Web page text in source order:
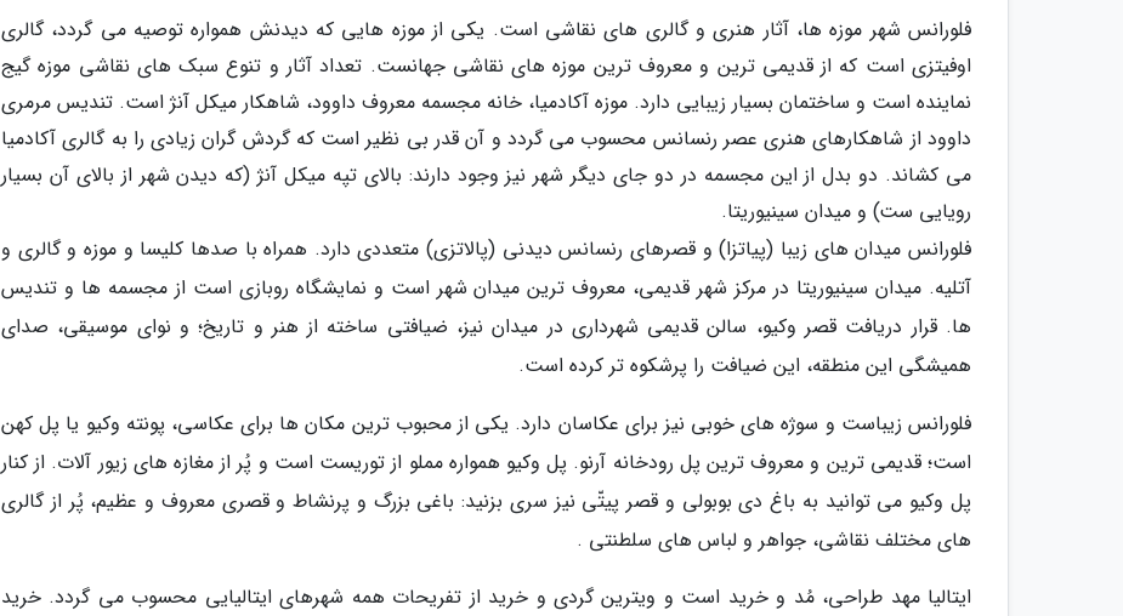
فلورانس شهر موزه ها، آثار هنری و گالری های نقاشی است. یکی از موزه هایی که دیدنش همواره توصیه می گردد، گالری
اوفیتزی است که از قدیمی ترین و معروف ترین موزه های نقاشی جهانست. تعداد آثار و تنوع سبک های نقاشی موزه گیج
نماینده است و ساختمان بسیار زیبایی دارد. موزه آکادمیا، خانه مجسمه معروف داوود، شاهکار میکل آنژ است. تندیس مرمری
داوود از شاهکارهای هنری عصر رنسانس محسوب می گردد و آن قدر بی نظیر است که گردش گران زیادی را به گالری آکادمیا
می کشاند. دو بدل از این مجسمه در دو جای دیگر شهر نیز وجود دارند: بالای تپه میکل آنژ (که دیدن شهر از بالای آن بسیار
رویایی ست) و میدان سینیوریتا.
فلورانس میدان های زیبا (پیاتزا) و قصرهای رنسانس دیدنی (پالاتزی) متعددی دارد. همراه با صدها کلیسا و موزه و گالری و
آتلیه. میدان سینیوریتا در مرکز شهر قدیمی، معروف ترین میدان شهر است و نمایشگاه روبازی است از مجسمه ها و تندیس
ها. قرار دریافت قصر وکیو، سالن قدیمی شهرداری در میدان نیز، ضیافتی ساخته از هنر و تاریخ؛ و نوای موسیقی، صدای
همیشگی این منطقه، این ضیافت را پرشکوه تر کرده است.
فلورانس زیباست و سوژه های خوبی نیز برای عکاسان دارد. یکی از محبوب ترین مکان ها برای عکاسی، پونته وکیو یا پل کهن
است؛ قدیمی ترین و معروف ترین پل رودخانه آرنو. پل وکیو همواره مملو از توریست است و پُر از مغازه های زیور آلات. از کنار
پل وکیو می توانید به باغ دی بوبولی و قصر پیتّی نیز سری بزنید: باغی بزرگ و پرنشاط و قصری معروف و عظیم، پُر از گالری
های مختلف نقاشی، جواهر و لباس های سلطنتی .
ایتالیا مهد طراحی، مُد و خرید است و ویترین گردی و خرید از تفریحات همه شهرهای ایتالیایی محسوب می گردد. خرید